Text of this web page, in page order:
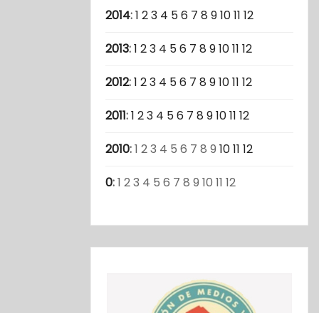
2014:1 23 4 56 7 8 91011 12
2013:1 23 4 56 7 8 91011 12
2012:1 23 4 56 7 8 91011 12
2011:1 23 4 56 7 8 91011 12
2010:1 23 4 5 6 7 8 9 1011 12
0:1 23 4 5 6 7 8 9 10 11 12